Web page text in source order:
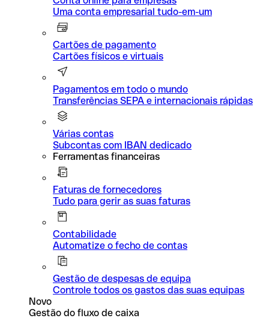
Uma conta empresarial tudo-em-um
Cartões de pagamento
Cartões físicos e virtuais
Pagamentos em todo o mundo
Transferências SEPA e internacionais rápidas
Várias contas
Subcontas com IBAN dedicado
Ferramentas financeiras
Faturas de fornecedores
Tudo para gerir as suas faturas
Contabilidade
Automatize o fecho de contas
Gestão de despesas de equipa
Controle todos os gastos das suas equipas
Novo
Gestão do fluxo de caixa